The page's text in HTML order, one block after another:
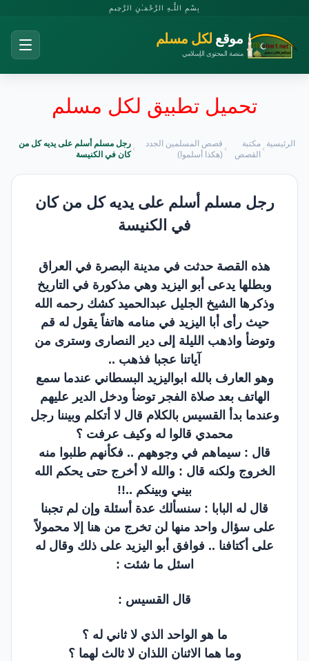
بِسْمِ اللَّـهِ الرَّحْمَـٰنِ الرَّحِيمِ
موقع لكل مسلم
منصة المحتوى الإسلامي
تحميل تطبيق لكل مسلم
الرئيسية
مكتبة
القصص
قصص المسلمين الجدد
(هكذا أسلموا)
رجل مسلم أسلم على يديه كل من
كان في الكنيسة
رجل مسلم أسلم على يديه كل من كان
في الكنيسة
هذه القصة حدثت في مدينة البصرة في العراق
وبطلها يدعى أبو اليزيد وهي مذكورة في التاريخ
وذكرها الشيخ الجليل عبدالحميد كشك رحمه الله
حيث رأى أبا اليزيد في منامه هاتفاً يقول له قم
وتوضأ واذهب الليلة إلى دير النصارى وسترى من
آياتنا عجبا فذهب ..
وهو العارف بالله ابواليزيد البسطاني عندما سمع
الهاتف بعد صلاة الفجر توضأ ودخل الدير عليهم
وعندما بدأ القسيس بالكلام قال لا أتكلم وبيننا رجل
محمدي قالوا له وكيف عرفت ؟
قال : سيماهم في وجوههم .. فكأنهم طلبوا منه
الخروج ولكنه قال : والله لا أخرج حتى يحكم الله
بيني وبينكم ..!!
قال له البابا : سنسألك عدة أسئلة وإن لم تجبنا
على سؤال واحد منها لن تخرج من هنا إلا محمولاً
على أكتافنا .. فوافق أبو اليزيد على ذلك وقال له
اسئل ما شئت :
قال القسيس :
ما هو الواحد الذي لا ثاني له ؟
وما هما الاثنان اللذان لا ثالث لهما ؟